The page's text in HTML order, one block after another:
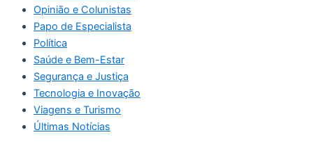
Opinião e Colunistas
Papo de Especialista
Política
Saúde e Bem-Estar
Segurança e Justiça
Tecnologia e Inovação
Viagens e Turismo
Últimas Notícias